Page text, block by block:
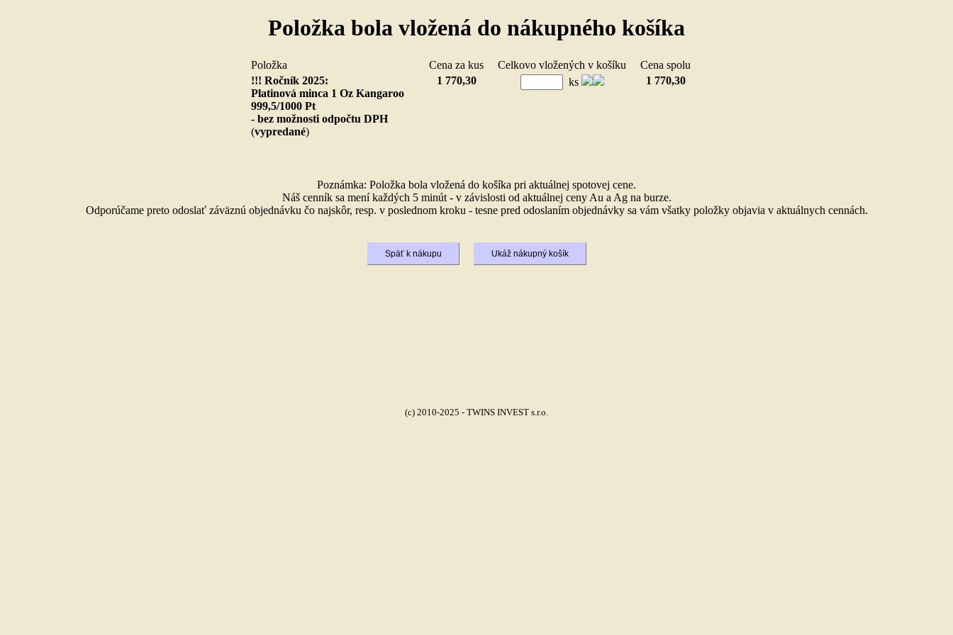
Položka bola vložená do nákupného košíka
Položka Cena za kus Celkovo vložených v košíku
Cena spolu
!!! Ročník 2025:
Platinová minca 1 Oz Kangaroo
999,5/1000 Pt
- bez možnosti odpočtu DPH
(vypredané)
1 770,30 ks 1 770,30
Poznámka: Položka bola vložená do košíka pri aktuálnej spotovej cene.
Náš cenník sa mení každých 5 minút - v závislosti od aktuálnej ceny Au a Ag na burze.
Odporúčame preto odoslať záväznú objednávku čo najskôr, resp. v poslednom kroku - tesne pred odoslaním objednávky sa vám všatky položky objavia v aktuálnych cennách.
(c) 2010-2025 - TWINS INVEST s.r.o.